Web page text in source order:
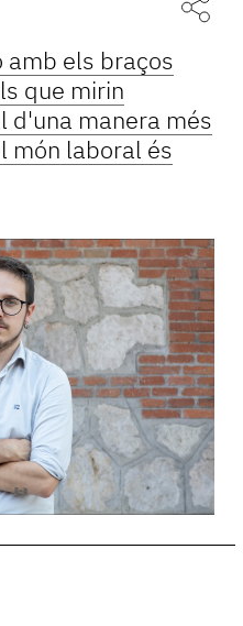
amb els braços
que mirin
d'una manera més
món laboral és